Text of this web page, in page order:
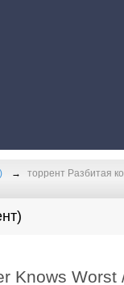
торрент Разбитая
Knows